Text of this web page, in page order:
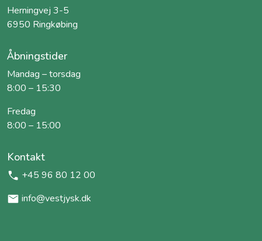
Herningvej 3-5
6950 Ringkøbing
Åbningstider
Mandag – torsdag
8:00 – 15:30
Fredag
8:00 – 15:00
Kontakt
+45 96 80 12 00
info@vestjysk.dk